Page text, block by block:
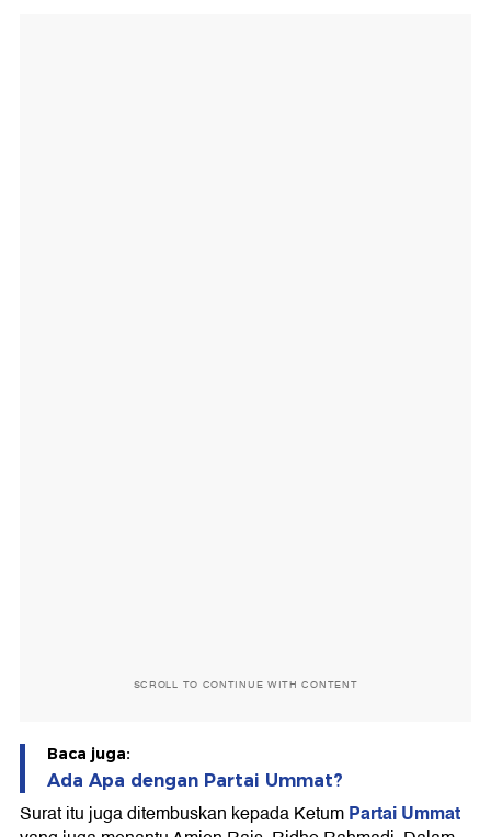
SCROLL TO CONTINUE WITH CONTENT
Baca juga:
Ada Apa dengan Partai Ummat?
Surat itu juga ditembuskan kepada KetumPartai Ummat